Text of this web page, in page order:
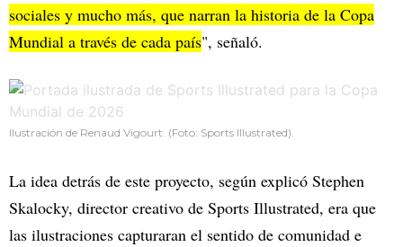
sociales y mucho más, que narran la historia de la Copa
Mundial a través de cada país", señaló.
Ilustración de Renaud Vigourt. (Foto: Sports Illustrated).
La idea detrás de este proyecto, según explicó Stephen
Skalocky, director creativo de Sports Illustrated, era que
las ilustraciones capturaran el sentido de comunidad e